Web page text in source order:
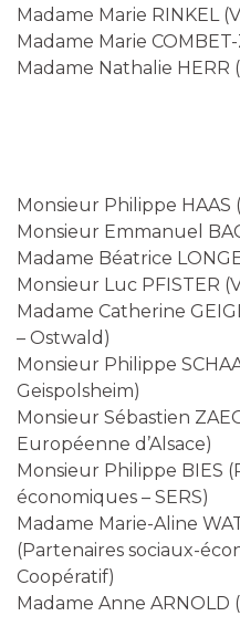
Madame Marie RINKEL
Madame Marie
Madame Nathalie HERR
Monsieur Philippe HAAS
Monsieur Emmanuel
Madame Béatrice
Monsieur Luc PFISTER
Madame Catherine
– Ostwald)
Monsieur Philippe
Geispolsheim)
Monsieur Sébastien
Européenne d’Alsace)
Monsieur Philippe BIES
économiques – SERS)
Madame Marie-Aline
(Partenaires sociaux-
Coopératif)
Madame Anne ARNOLD